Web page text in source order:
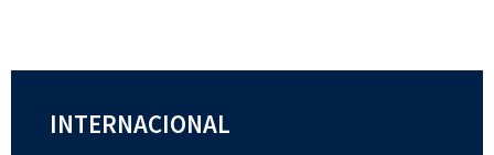
INTERNACIONAL